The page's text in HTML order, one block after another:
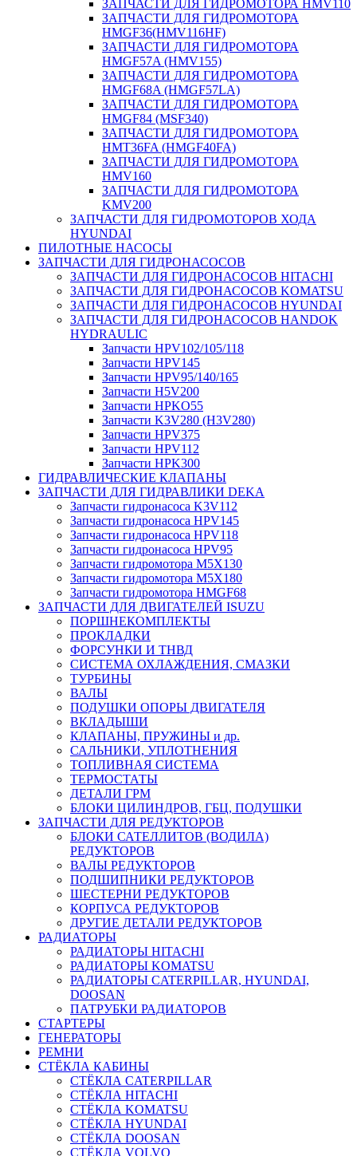
ЗАПЧАСТИ ДЛЯ ГИДРОМОТОРА HMV110
ЗАПЧАСТИ ДЛЯ ГИДРОМОТОРА
HMGF36(HMV116HF)
ЗАПЧАСТИ ДЛЯ ГИДРОМОТОРА
HMGF57A (HMV155)
ЗАПЧАСТИ ДЛЯ ГИДРОМОТОРА
HMGF68A (HMGF57LA)
ЗАПЧАСТИ ДЛЯ ГИДРОМОТОРА
HMGF84 (MSF340)
ЗАПЧАСТИ ДЛЯ ГИДРОМОТОРА
HMT36FA (HMGF40FA)
ЗАПЧАСТИ ДЛЯ ГИДРОМОТОРА
HMV160
ЗАПЧАСТИ ДЛЯ ГИДРОМОТОРА
KMV200
ЗАПЧАСТИ ДЛЯ ГИДРОМОТОРОВ ХОДА
HYUNDAI
ПИЛОТНЫЕ НАСОСЫ
ЗАПЧАСТИ ДЛЯ ГИДРОНАСОСОВ
ЗАПЧАСТИ ДЛЯ ГИДРОНАСОСОВ HITACHI
ЗАПЧАСТИ ДЛЯ ГИДРОНАСОСОВ KOMATSU
ЗАПЧАСТИ ДЛЯ ГИДРОНАСОСОВ HYUNDAI
ЗАПЧАСТИ ДЛЯ ГИДРОНАСОСОВ HANDOK
HYDRAULIC
Запчасти HPV102/105/118
Запчасти HPV145
Запчасти HPV95/140/165
Запчасти H5V200
Запчасти HPKO55
Запчасти K3V280 (H3V280)
Запчасти HPV375
Запчасти HPV112
Запчасти HPK300
ГИДРАВЛИЧЕСКИЕ КЛАПАНЫ
ЗАПЧАСТИ ДЛЯ ГИДРАВЛИКИ DEKA
Запчасти гидронасоса K3V112
Запчасти гидронасоса HPV145
Запчасти гидронасоса HPV118
Запчасти гидронасоса HPV95
Запчасти гидромотора M5X130
Запчасти гидромотора M5X180
Запчасти гидромотора HMGF68
ЗАПЧАСТИ ДЛЯ ДВИГАТЕЛЕЙ ISUZU
ПОРШНЕКОМПЛЕКТЫ
ПРОКЛАДКИ
ФОРСУНКИ И ТНВД
СИСТЕМА ОХЛАЖДЕНИЯ, СМАЗКИ
ТУРБИНЫ
ВАЛЫ
ПОДУШКИ ОПОРЫ ДВИГАТЕЛЯ
ВКЛАДЫШИ
КЛАПАНЫ, ПРУЖИНЫ и др.
САЛЬНИКИ, УПЛОТНЕНИЯ
ТОПЛИВНАЯ СИСТЕМА
ТЕРМОСТАТЫ
ДЕТАЛИ ГРМ
БЛОКИ ЦИЛИНДРОВ, ГБЦ, ПОДУШКИ
ЗАПЧАСТИ ДЛЯ РЕДУКТОРОВ
БЛОКИ САТЕЛЛИТОВ (ВОДИЛА)
РЕДУКТОРОВ
ВАЛЫ РЕДУКТОРОВ
ПОДШИПНИКИ РЕДУКТОРОВ
ШЕСТЕРНИ РЕДУКТОРОВ
КОРПУСА РЕДУКТОРОВ
ДРУГИЕ ДЕТАЛИ РЕДУКТОРОВ
РАДИАТОРЫ
РАДИАТОРЫ HITACHI
РАДИАТОРЫ KOMATSU
РАДИАТОРЫ CATERPILLAR, HYUNDAI,
DOOSAN
ПАТРУБКИ РАДИАТОРОВ
СТАРТЕРЫ
ГЕНЕРАТОРЫ
РЕМНИ
СТЁКЛА КАБИНЫ
СТЁКЛА CATERPILLAR
СТЁКЛА HITACHI
СТЁКЛА KOMATSU
СТЁКЛА HYUNDAI
СТЁКЛА DOOSAN
СТЁКЛА VOLVO